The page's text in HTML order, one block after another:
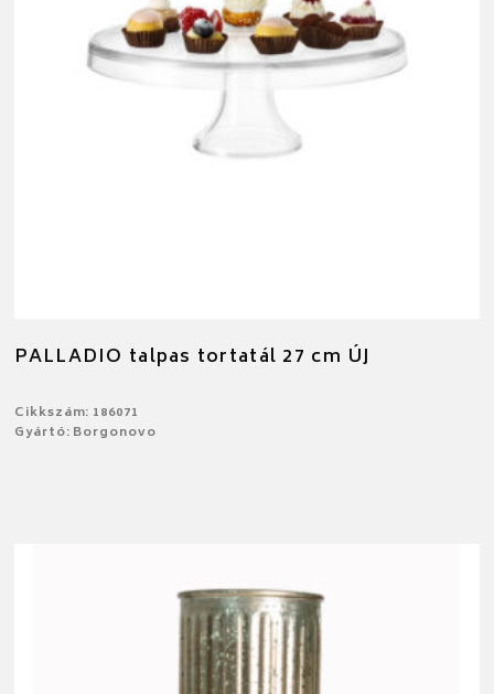
PALLADIO talpas tortatál 27 cm ÚJ
Cikkszám: 186071
Gyártó: Borgonovo